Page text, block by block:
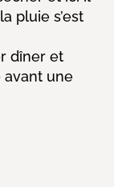
pluie s’est
dîner et
avant une